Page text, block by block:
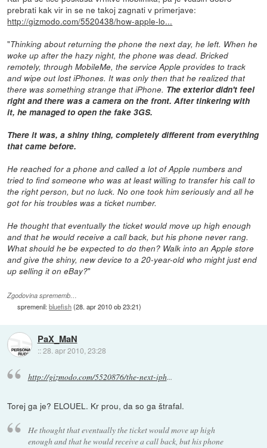
prebrati kak vir in se ne takoj zagnati v primerjave:
http://gizmodo.com/5520438/how-apple-lo...
"Thinking about returning the phone the next day, he left. When he
woke up after the hazy night, the phone was dead. Bricked
remotely, through MobileMe, the service Apple provides to track
and wipe out lost iPhones. It was only then that he realized that
there was something strange that iPhone. The exterior didn't feel
right and there was a camera on the front. After tinkering with
it, he managed to open the fake 3GS.
There it was, a shiny thing, completely different from everything
that came before.
He reached for a phone and called a lot of Apple numbers and
tried to find someone who was at least willing to transfer his call to
the right person, but no luck. No one took him seriously and all he
got for his troubles was a ticket number.
He thought that eventually the ticket would move up high enough
and that he would receive a call back, but his phone never rang.
What should he be expected to do then? Walk into an Apple store
and give the shiny, new device to a 20-year-old who might just end
up selling it on eBay?"
Zgodovina sprememb…
spremenil:bluefish(28. apr 2010 ob 23:21)
PaX_MaN
::28. apr 2010, 23:28
http://gizmodo.com/5520876/the-next-iph...
Torej ga je? ELOUEL. Kr prou, da so ga štrafal.
He thought that eventually the ticket would move up high
enough and that he would receive a call back, but his phone